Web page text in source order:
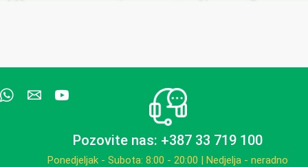
Pozovite nas: +387 33 719 100
Ponedjeljak - Subota: 8:00 - 20:00 | Nedjelja - neradno